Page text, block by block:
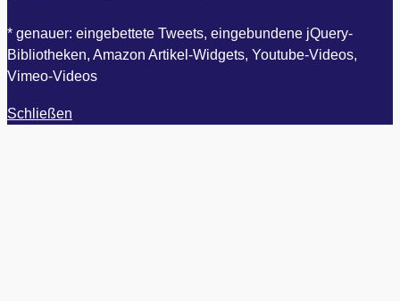
* genauer: eingebettete Tweets, eingebundene jQuery-
Bibliotheken, Amazon Artikel-Widgets, Youtube-Videos,
Vimeo-Videos
Schließen